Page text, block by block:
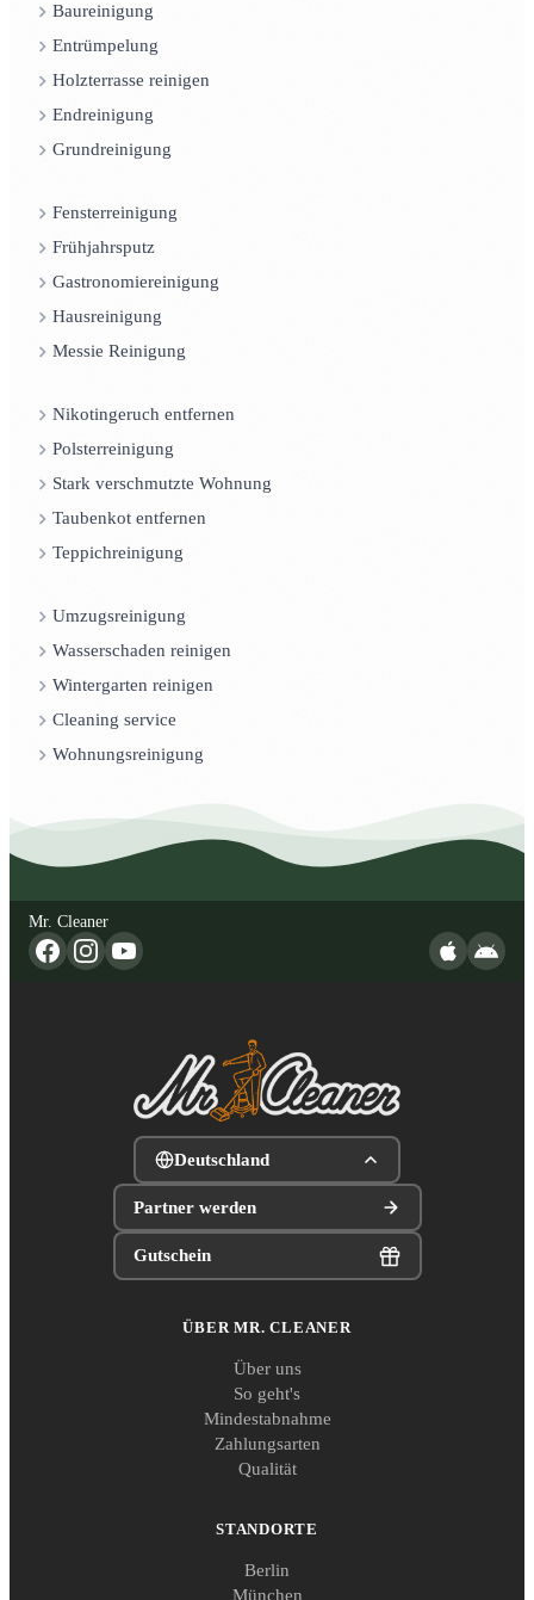
Baureinigung
Entrümpelung
Holzterrasse reinigen
Endreinigung
Grundreinigung
Fensterreinigung
Frühjahrsputz
Gastronomiereinigung
Hausreinigung
Messie Reinigung
Nikotingeruch entfernen
Polsterreinigung
Stark verschmutzte Wohnung
Taubenkot entfernen
Teppichreinigung
Umzugsreinigung
Wasserschaden reinigen
Wintergarten reinigen
Cleaning service
Wohnungsreinigung
Mr. Cleaner
Deutschland
Partner werden
Gutschein
ÜBER MR. CLEANER
Über uns
So geht's
Mindestabnahme
Zahlungsarten
Qualität
STANDORTE
Berlin
München